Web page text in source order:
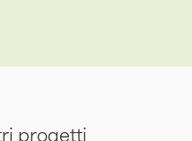
progetti